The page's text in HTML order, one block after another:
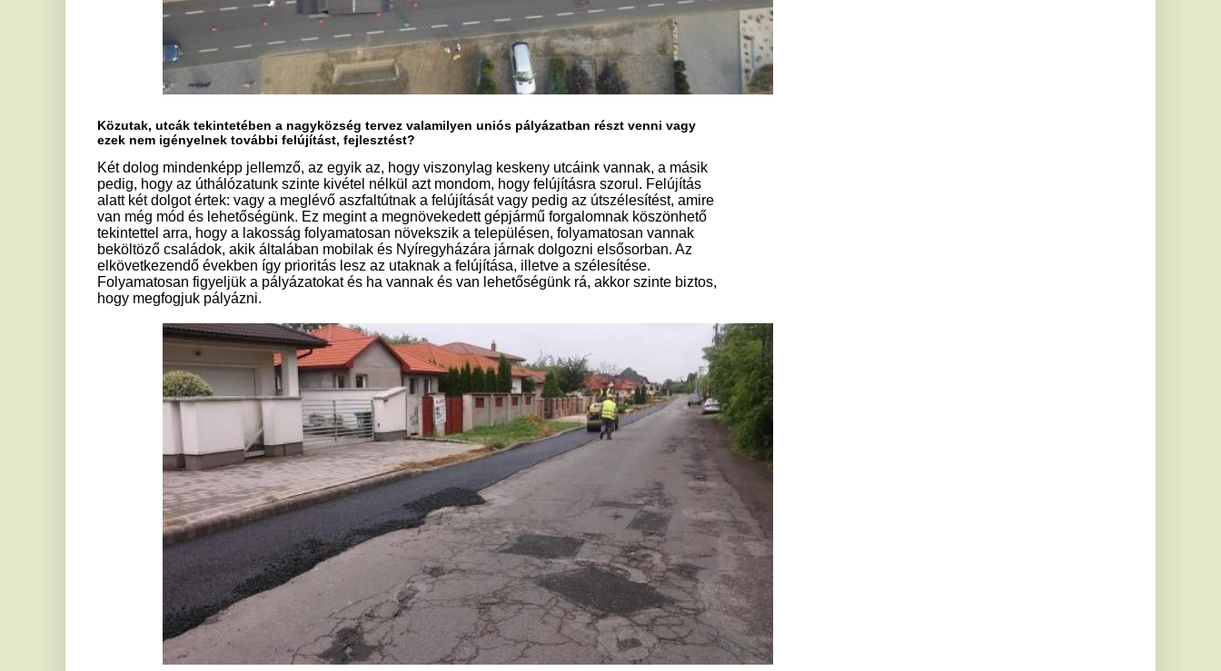
Mind az Aranyalma Óvoda energetikai korszerűsítése, mind pedig ez a nyáron lezárult
Kerékpárosbarát Fejlesztés egy siker történetnek bizonyult, azonban sokszor adódnak nehézség
egy pályázat megvalósítása során. Ütköztek kisebb vagy nagyobb jellegű problémába a kerékpárút
kialakítása során?
Nyírpazony küldetésének tekinti a nagyközség fejlesztése során, hogy minél fenntarthatóbb és
környezetbarátabb fejlesztéseket valósítson meg és annak jegyében alakítsa a települést?
Ha módunk és lehetőségünk van rá akkor szeretnénk erősíteni a nyírpazonyi lakosságban, hogy
ha tehetjük, akkor tegyük le az autót, járjunk egy kicsit sétálni, járjunk egy kicsit kerékpárral. Erre
különböző jellegű szemléletformáló programok is voltak. Az uniós pályázatnak a része volt, hogy
kiadványokkal erősítettük a kerékpárosközlekedést. Egy cégen keresztül látványos kerékpár
bemutatókat tartottunk, tehát valóban szeretnénk a lakosságot arra fele terelni, hogy ha tehetjük
ne üljünk autóba, hanem újra vegyük elő a biciklit és tehermentesítsük a környezetünket.